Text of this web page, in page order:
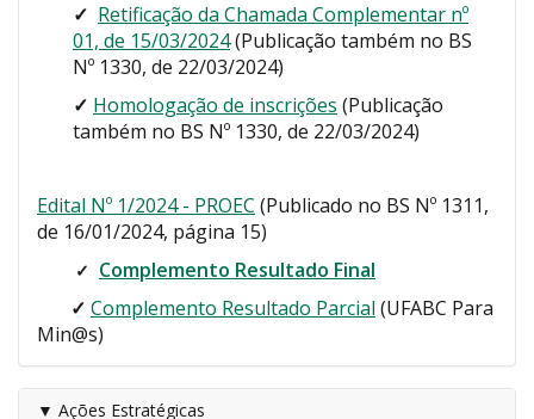
✓ Retificação da Chamada Complementar nº
01, de 15/03/2024(Publicação também no BS
Nº 1330, de 22/03/2024)
✓ Homologação de inscrições (Publicação
também no BS Nº 1330, de 22/03/2024)
Edital Nº 1/2024 - PROEC (Publicado no BS Nº 1311,
de 16/01/2024, página 15)
✓ Complemento Resultado Final
✓ Complemento Resultado Parcial (UFABC Para
Min@s)
▼ Ações Estratégicas